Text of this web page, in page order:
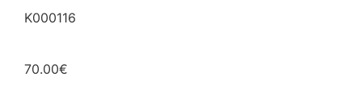
K000116
70.00€